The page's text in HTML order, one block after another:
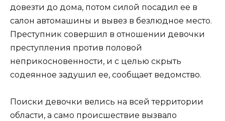
довезти до дома, потом силой посадил ее в
салон автомашины и вывез в безлюдное место.
Преступник совершил в отношении девочки
преступления против половой
неприкосновенности, и с целью скрыть
содеянное задушил ее, сообщает ведомство.
Поиски девочки велись на всей территории
области, а само происшествие вызвало